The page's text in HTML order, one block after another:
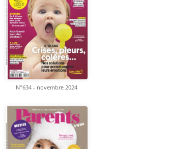
N°634 - novembre 2024